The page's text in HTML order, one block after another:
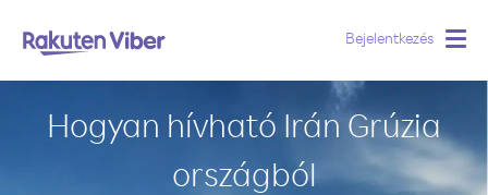
Bejelentkezés
Hogyan hívható Irán Grúzia
országból